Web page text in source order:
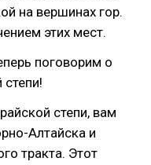
на вершинах гор.
этих мест.
поговорим о
степи, вам
Алтайска и
тракта. Этот